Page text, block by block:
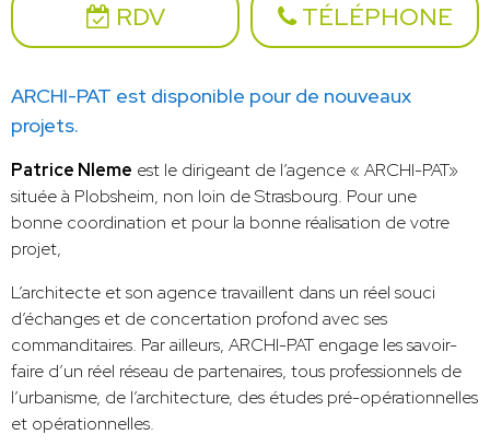
RDV TÉLÉPHONE
ARCHI-PAT est disponible pour de nouveaux
projets.
Patrice Nleme est le dirigeant de l’agence « ARCHI-PAT»
située à Plobsheim, non loin de Strasbourg. Pour une
bonne coordination et pour la bonne réalisation de votre
projet,
L’architecte et son agence travaillent dans un réel souci
d’échanges et de concertation profond avec ses
commanditaires. Par ailleurs, ARCHI-PAT engage les savoir-
faire d’un réel réseau de partenaires, tous professionnels de
l’urbanisme, de l’architecture, des études pré-opérationnelles
et opérationnelles.